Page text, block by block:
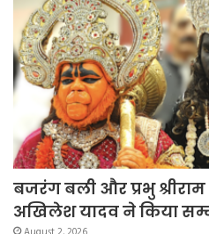
बजरंग बली और प्रभु
अखिलेश यादव ने किया